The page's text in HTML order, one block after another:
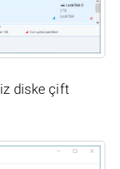
diske çift